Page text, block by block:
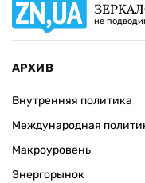
не
АРХИВ
Внутренняя политика
Международная
Макроуровень
Энергорынок